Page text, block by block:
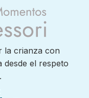
la crianza con
desde el respeto